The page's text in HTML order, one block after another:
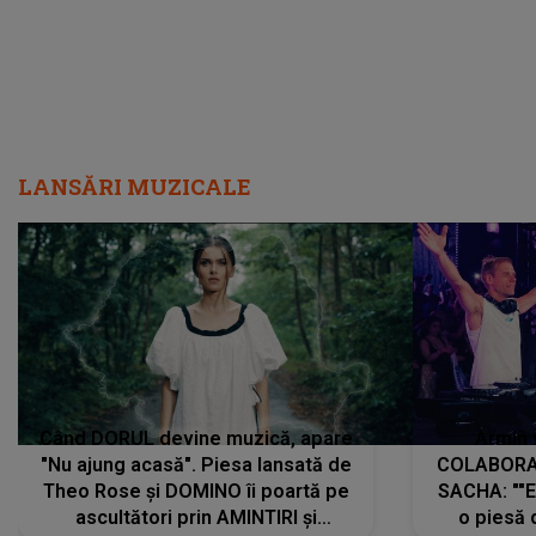
LANSĂRI MUZICALE
Când DORUL devine muzică, apare
"Nu ajung acasă". Piesa lansată de
Theo Rose și DOMINO îi poartă pe
ascultători prin AMINTIRI și
SACHA:
o piesă